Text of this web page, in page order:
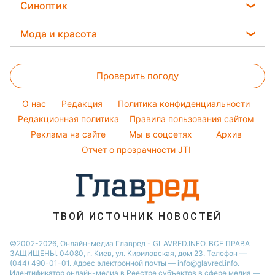
Алла Пугачева
Максим Галкин
Новости Львова
Новости Тернополя
Новости Житомира
Новости Одессы
Праздничное меню
Оптические иллюзии
Народные приметы
Авто
Стирка
Денежная помощь
Тарифы
Курс валют
Синоптик
Прогноз погоды
Магнитные бури
Погода на сегодня
Погода на завтра
Пылевая буря
Мода и красота
Окрашивание волос
Красивый маникюр
Модные ошибки
Новости моды
Советы от Андре Тана
Проверить погоду
O нас Редакция
Политика конфиденциальности
Редакционная политика
Правила пользования сайтом
Реклама на сайте
Мы в соцсетях
Архив
Отчет о прозрачности JTI
ТВОЙ ИСТОЧНИК НОВОСТЕЙ
©2002-2026, Онлайн-медиа Главред - GLAVRED.INFO. ВСЕ ПРАВА
ЗАЩИЩЕНЫ. 04080, г. Киев, ул. Кириловская, дом 23. Телефон —
(044) 490-01-01. Адрес электронной почты — info@glavred.info.
Идентификатор онлайн-медиа в Реестре cубъектов в сфере медиа —